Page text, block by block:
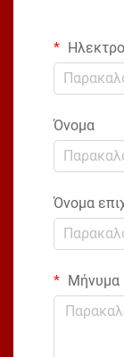
Όνομα
Όνομα
Μήνυμα